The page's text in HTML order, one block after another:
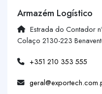
Armazém Logístico
Estrada do Contador
Colaço 2130-223
+351 210 353 555